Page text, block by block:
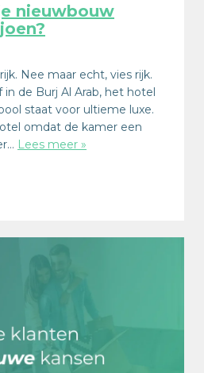
nieuwbouw
Nee maar echt, vies rijk.
de Burj Al Arab, het hotel
staat voor ultieme luxe.
omdat de kamer een
Lees meer »